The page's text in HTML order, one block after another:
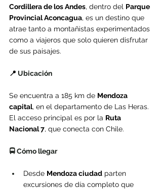
Cordillera de los Andes, dentro del Parque
Provincial Aconcagua, es un destino que
atrae tanto a montañistas experimentados
como a viajeros que solo quieren disfrutar
de sus paisajes.
📍 Ubicación
Se encuentra a 185 km de Mendoza
capital, en el departamento de Las Heras.
El acceso principal es por la Ruta
Nacional 7, que conecta con Chile.
🚍 Cómo llegar
Desde Mendoza ciudad parten
excursiones de día completo que